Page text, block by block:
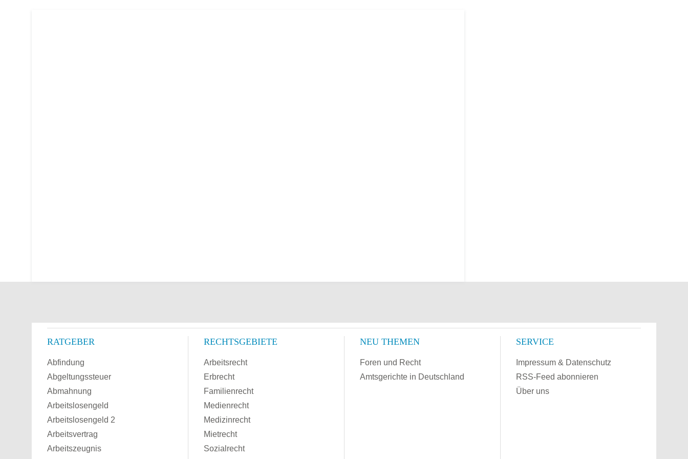
RATGEBER
Abfindung
Abgeltungssteuer
Abmahnung
Arbeitslosengeld
Arbeitslosengeld 2
Arbeitsvertrag
Arbeitszeugnis
RECHTSGEBIETE
Arbeitsrecht
Erbrecht
Familienrecht
Medienrecht
Medizinrecht
Mietrecht
Sozialrecht
NEU THEMEN
Foren und Recht
Amtsgerichte in Deutschland
SERVICE
Impressum & Datenschutz
RSS-Feed abonnieren
Über uns